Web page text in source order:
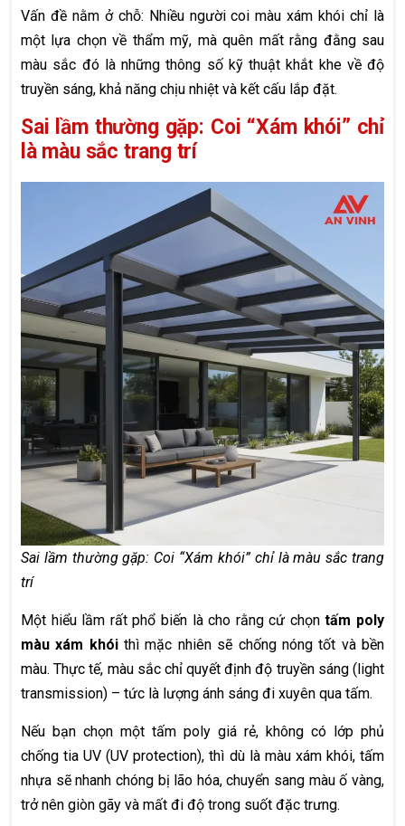
Vấn đề nằm ở chỗ: Nhiều người coi màu xám khói chỉ là
một lựa chọn về thẩm mỹ, mà quên mất rằng đằng sau
màu sắc đó là những thông số kỹ thuật khắt khe về độ
truyền sáng, khả năng chịu nhiệt và kết cấu lắp đặt.
Sai lầm thường gặp: Coi “Xám khói” chỉ
là màu sắc trang trí
Sai lầm thường gặp: Coi “Xám khói” chỉ là màu sắc trang
trí
Một hiểu lầm rất phổ biến là cho rằng cứ chọntấm poly
màu xám khóithì mặc nhiên sẽ chống nóng tốt và bền
màu. Thực tế, màu sắc chỉ quyết định độ truyền sáng (light
transmission) – tức là lượng ánh sáng đi xuyên qua tấm.
Nếu bạn chọn một tấm poly giá rẻ, không có lớp phủ
chống tia UV (UV protection), thì dù là màu xám khói, tấm
nhựa sẽ nhanh chóng bị lão hóa, chuyển sang màu ố vàng,
trở nên giòn gãy và mất đi độ trong suốt đặc trưng.